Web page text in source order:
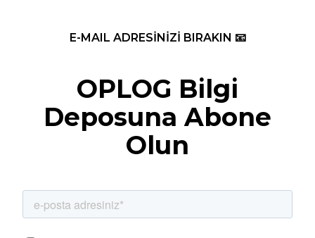
E-MAIL ADRESİNİZİ BIRAKIN 📧
OPLOG Bilgi
Deposuna Abone
Olun